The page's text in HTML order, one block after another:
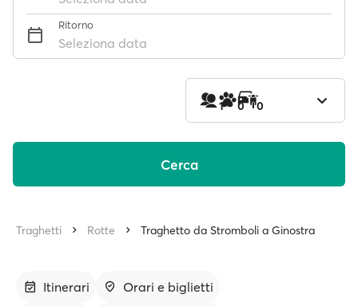
Ritorno
Seleziona data
1 0 0
Cerca
Traghetti Rotte Traghetto da Stromboli a Ginostra
Itinerari
Orari e biglietti